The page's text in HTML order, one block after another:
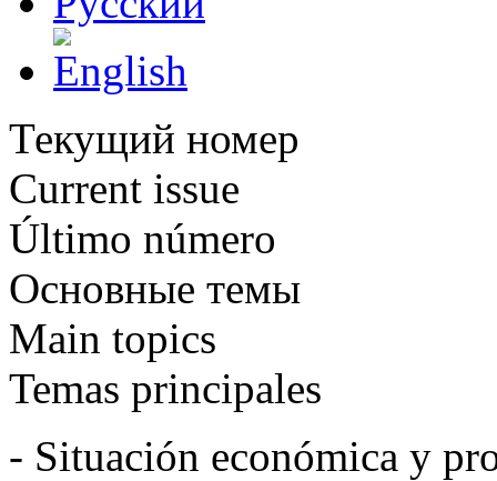
Текущий номер
Current issue
Último número
Основные темы
Main topics
Temas principales
- Situación económica y